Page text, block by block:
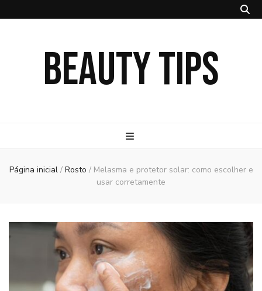
BEAUTY TIPS
Página inicial / Rosto / Melasma e protetor solar: como escolher e
usar corretamente